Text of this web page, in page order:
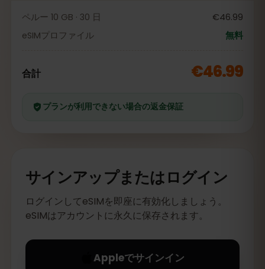
ペルー 10 GB · 30 日
€46.99
eSIMプロファイル
無料
合計 €46.99
プランが利用できない場合の返金保証
サインアップまたはログイン
ログインしてeSIMを即座に有効化しましょう。
eSIMはアカウントに永久に保存されます。
Appleでサインイン